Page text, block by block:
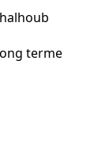
terme